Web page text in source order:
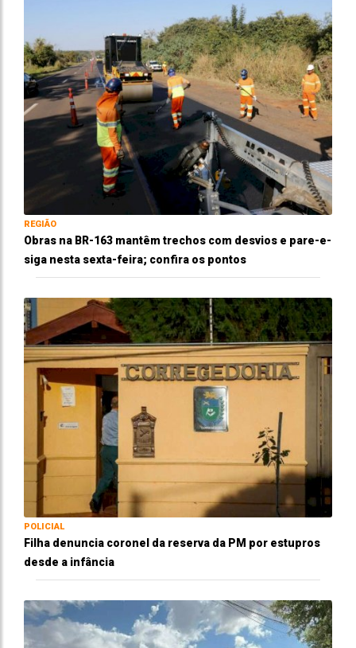
REGIÃO
Obras na BR-163 mantêm trechos com desvios e pare-e-
siga nesta sexta-feira; confira os pontos
POLICIAL
Filha denuncia coronel da reserva da PM por estupros
desde a infância